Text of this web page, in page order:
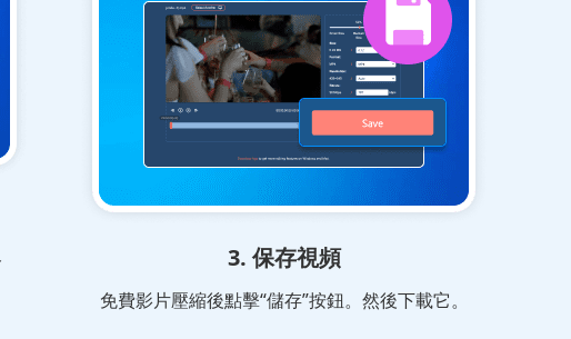
3. 保存視頻
免費影片壓縮後點擊“儲存”按鈕。然後下載它。